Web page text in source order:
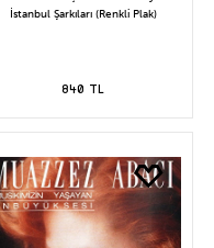
İstanbul Şarkıları (Renkli Plak)
840 TL